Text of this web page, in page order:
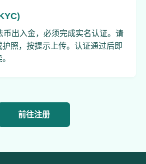
币出入金，必须完成实名认证。请
护照，按提示上传。认证通过后即
前往注册